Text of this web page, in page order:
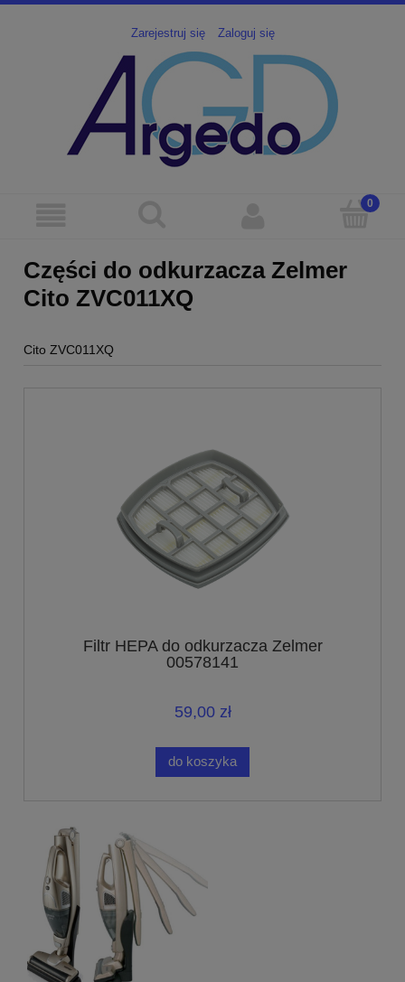
Zarejestruj się Zaloguj się
Części do odkurzacza Zelmer
Cito ZVC011XQ
Cito ZVC011XQ
Filtr HEPA do odkurzacza Zelmer
00578141
59,00 zł
do koszyka